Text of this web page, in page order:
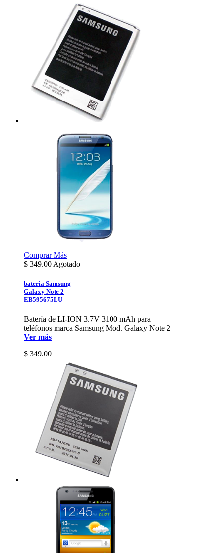
ComprarMás
$ 349.00 Agotado
bateria Samsung
Galaxy Note 2
EB595675LU
Batería de LI-ION 3.7V 3100 mAh para
teléfonos marca Samsung Mod. Galaxy Note 2
Ver más
$ 349.00